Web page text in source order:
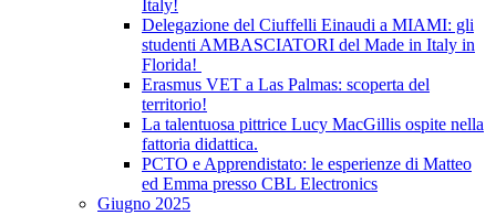
Italy!
Delegazione del Ciuffelli Einaudi a MIAMI: gli
studenti AMBASCIATORI del Made in Italy in
Florida!
Erasmus VET a Las Palmas: scoperta del
territorio!
La talentuosa pittrice Lucy MacGillis ospite nella
fattoria didattica.
PCTO e Apprendistato: le esperienze di Matteo
ed Emma presso CBL Electronics
Giugno 2025